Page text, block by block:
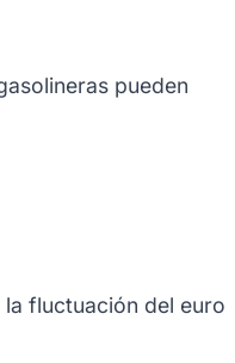
pueden
fluctuación del euro